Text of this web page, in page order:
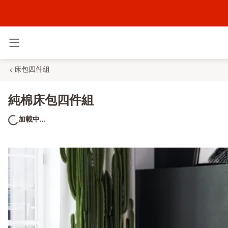
床包四件組
純棉床包四件組
加載中...